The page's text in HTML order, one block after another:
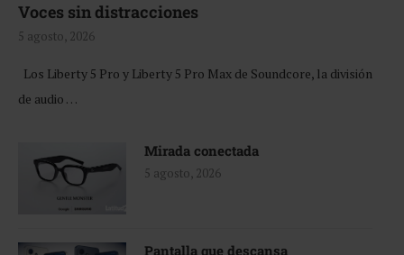
Voces sin distracciones
5 agosto, 2026
Los Liberty 5 Pro y Liberty 5 Pro Max de Soundcore, la división
de audio …
Mirada conectada
5 agosto, 2026
Pantalla que descansa